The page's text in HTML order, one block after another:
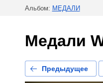
Альбом: МЕДАЛИ
Медали
Предыдущее